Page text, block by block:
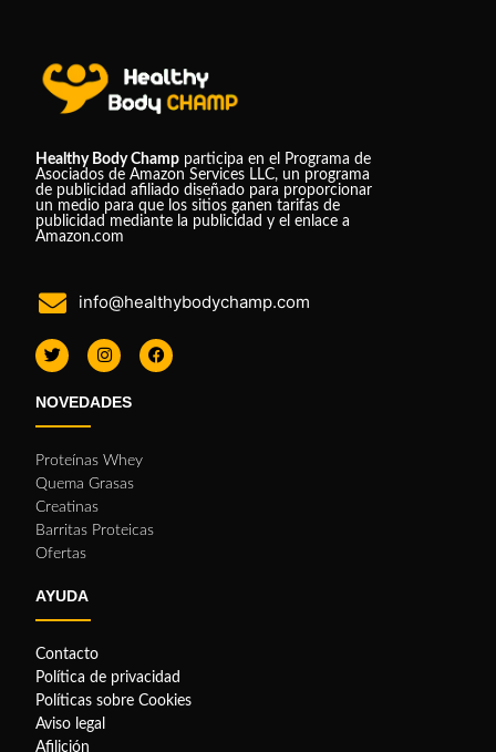
Healthy Body Champ participa en el Programa de
Asociados de Amazon Services LLC, un programa
de publicidad afiliado diseñado para proporcionar
un medio para que los sitios ganen tarifas de
publicidad mediante la publicidad y el enlace a
Amazon.com
info@healthybodychamp.com
NOVEDADES
Proteínas Whey
Quema Grasas
Creatinas
Barritas Proteicas
Ofertas
AYUDA
Contacto
Política de privacidad
Políticas sobre Cookies
Aviso legal
Afilición